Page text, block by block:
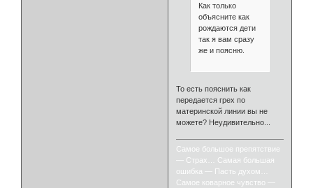
Как только
объясните как
рождаются дети
так я вам сразу
же и поясню.
То есть пояснить как
передается грех по
материнской линии вы не
можете? Неудивительно...
Самое большое препятствие
— Страх… Самая большая
ошибка — Пасть духом…
Самое коварное чувство —